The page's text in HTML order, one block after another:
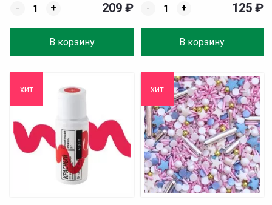
-
+
В корзину
209 ₽
-
+
В корзину
125 ₽
хит хит